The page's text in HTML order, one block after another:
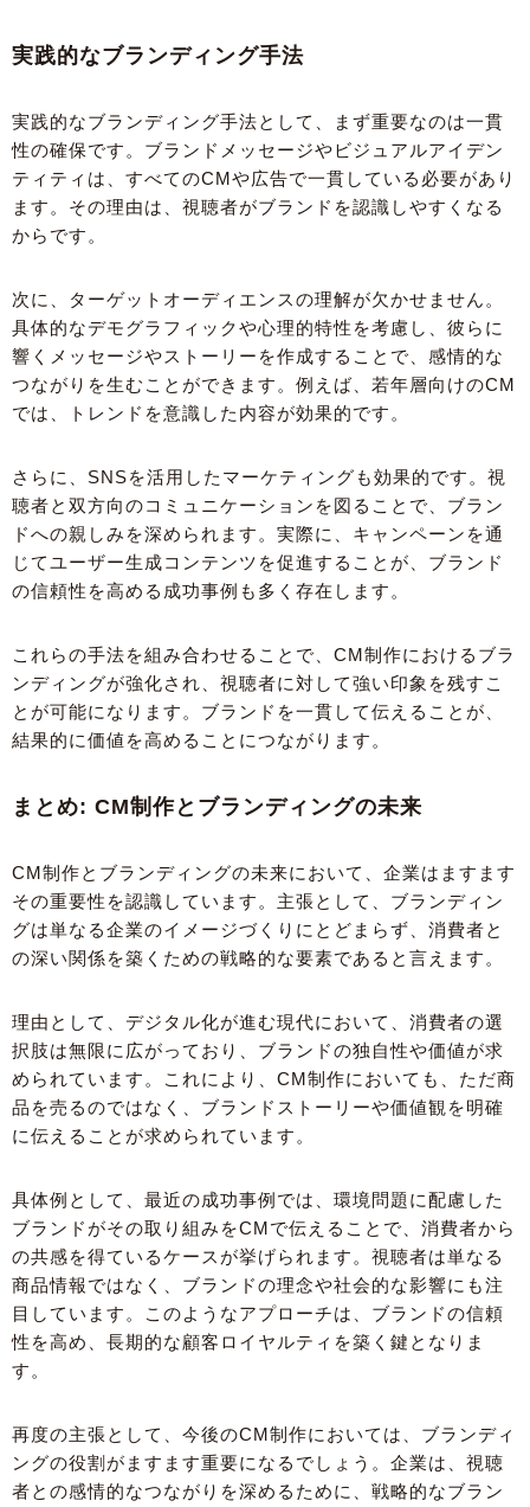
実践的なブランディング手法
実践的なブランディング手法として、まず重要なのは一貫
性の確保です。ブランドメッセージやビジュアルアイデン
ティティは、すべてのCMや広告で一貫している必要があり
ます。その理由は、視聴者がブランドを認識しやすくなる
からです。
次に、ターゲットオーディエンスの理解が欠かせません。
具体的なデモグラフィックや心理的特性を考慮し、彼らに
響くメッセージやストーリーを作成することで、感情的な
つながりを生むことができます。例えば、若年層向けのCM
では、トレンドを意識した内容が効果的です。
さらに、SNSを活用したマーケティングも効果的です。視
聴者と双方向のコミュニケーションを図ることで、ブラン
ドへの親しみを深められます。実際に、キャンペーンを通
じてユーザー生成コンテンツを促進することが、ブランド
の信頼性を高める成功事例も多く存在します。
これらの手法を組み合わせることで、CM制作におけるブラ
ンディングが強化され、視聴者に対して強い印象を残すこ
とが可能になります。ブランドを一貫して伝えることが、
結果的に価値を高めることにつながります。
まとめ: CM制作とブランディングの未来
CM制作とブランディングの未来において、企業はますます
その重要性を認識しています。主張として、ブランディン
グは単なる企業のイメージづくりにとどまらず、消費者と
の深い関係を築くための戦略的な要素であると言えます。
理由として、デジタル化が進む現代において、消費者の選
択肢は無限に広がっており、ブランドの独自性や価値が求
められています。これにより、CM制作においても、ただ商
品を売るのではなく、ブランドストーリーや価値観を明確
に伝えることが求められています。
具体例として、最近の成功事例では、環境問題に配慮した
ブランドがその取り組みをCMで伝えることで、消費者から
の共感を得ているケースが挙げられます。視聴者は単なる
商品情報ではなく、ブランドの理念や社会的な影響にも注
目しています。このようなアプローチは、ブランドの信頼
性を高め、長期的な顧客ロイヤルティを築く鍵となりま
す。
再度の主張として、今後のCM制作においては、ブランディ
ングの役割がますます重要になるでしょう。企業は、視聴
者との感情的なつながりを深めるために、戦略的なブラン